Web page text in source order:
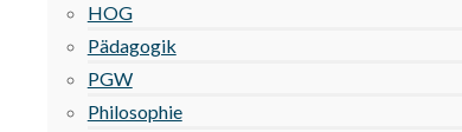
HOG
Pädagogik
PGW
Philosophie